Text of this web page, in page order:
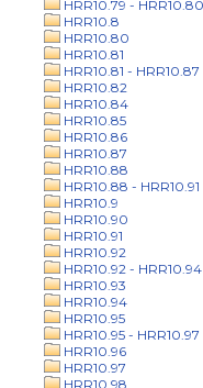
HRR10.79 - HRR10.80
HRR10.8
HRR10.80
HRR10.81
HRR10.81 - HRR10.87
HRR10.82
HRR10.84
HRR10.85
HRR10.86
HRR10.87
HRR10.88
HRR10.88 - HRR10.91
HRR10.9
HRR10.90
HRR10.91
HRR10.92
HRR10.92 - HRR10.94
HRR10.93
HRR10.94
HRR10.95
HRR10.95 - HRR10.97
HRR10.96
HRR10.97
HRR10.98